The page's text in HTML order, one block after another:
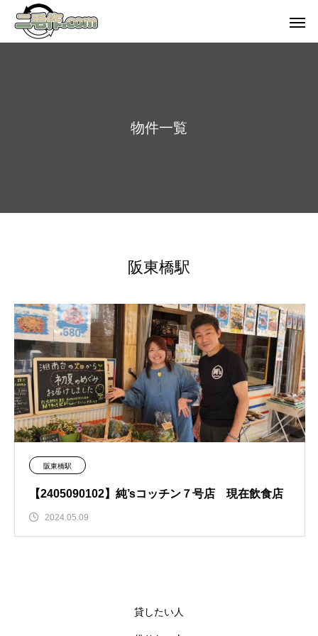
物件一覧
阪東橋駅
阪東橋駅
【2405090102】純’sコッチン７号店 現在飲食店
2024.05.09
貸したい人